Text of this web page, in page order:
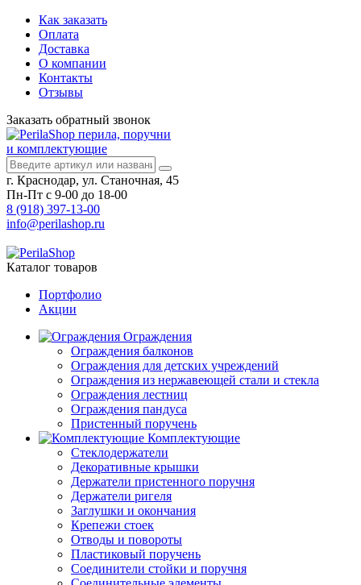
Как заказать
Оплата
Доставка
О компании
Контакты
Отзывы
Заказать обратный звонок
перила, поручни
и комплектующие
г. Краснодар, ул. Станочная, 45
Пн-Пт с 9-00 до 18-00
8 (918) 397-13-00
info@perilashop.ru
Каталог товаров
Портфолио
Акции
Ограждения
Ограждения балконов
Ограждения для детских учреждений
Ограждения из нержавеющей стали и стекла
Ограждения лестниц
Ограждения пандуса
Пристенный поручень
Комплектующие
Стеклодержатели
Декоративные крышки
Держатели пристенного поручня
Держатели ригеля
Заглушки и окончания
Крепежи стоек
Отводы и повороты
Пластиковый поручень
Соединители стойки и поручня